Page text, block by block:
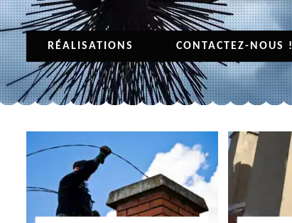
RÉALISATIONS CONTACTEZ-NOUS !